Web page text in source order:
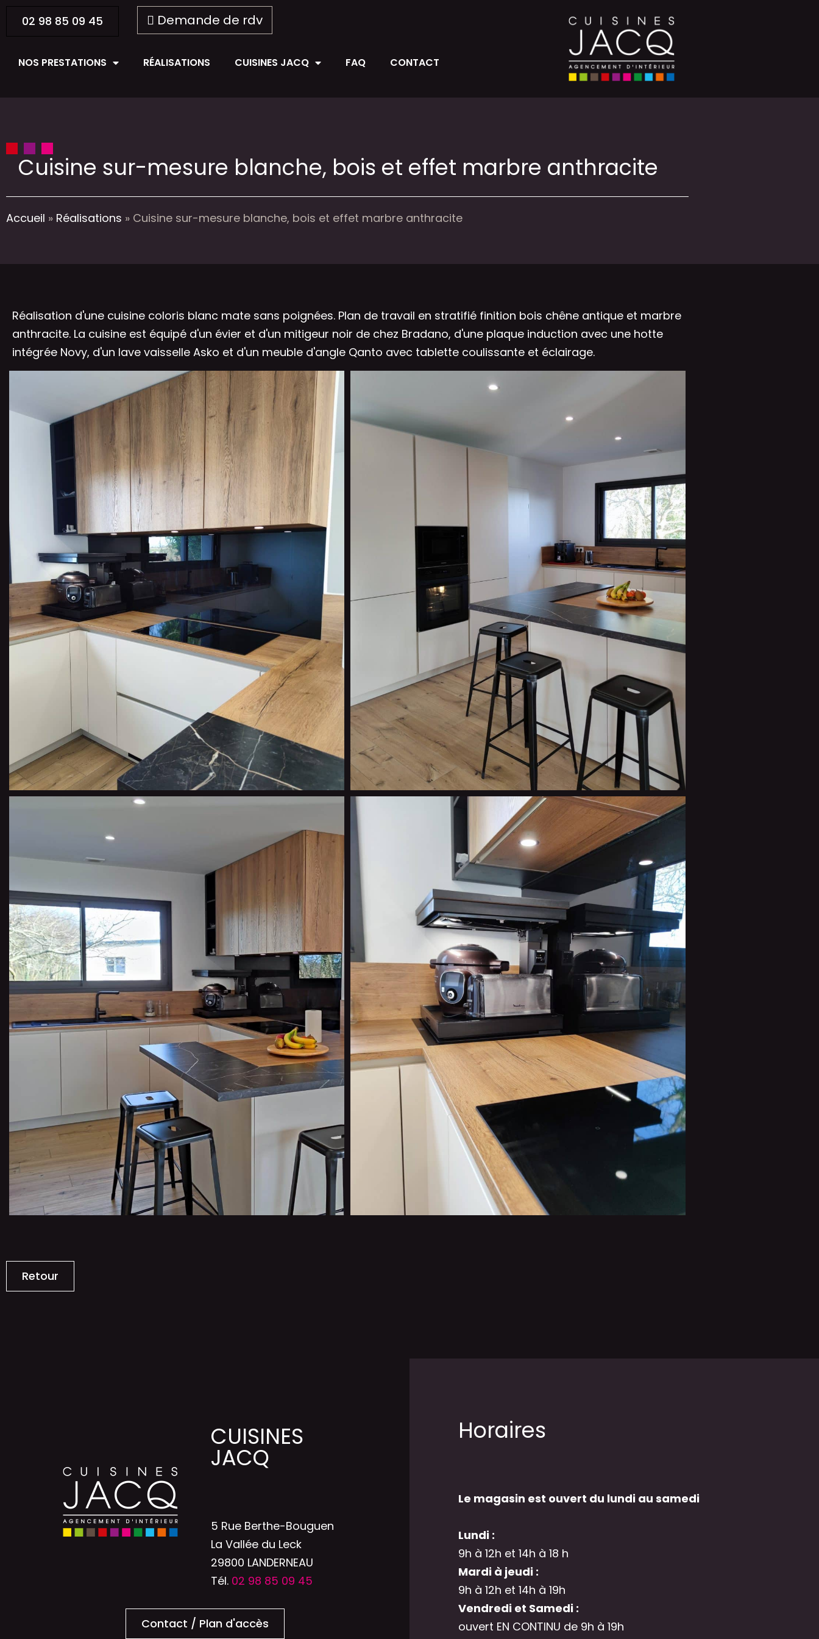
02 98 85 09 45 Demande de rdv
NOS PRESTATIONS RÉALISATIONS CUISINES JACQ FAQ CONTACT
Cuisine sur-mesure blanche, bois et effet marbre anthracite
Accueil » Réalisations » Cuisine sur-mesure blanche, bois et effet marbre anthracite
Réalisation d'une cuisine coloris blanc mate sans poignées. Plan de travail en stratifié finition bois chêne antique et marbre
anthracite. La cuisine est équipé d'un évier et d'un mitigeur noir de chez Bradano, d'une plaque induction avec une hotte
intégrée Novy, d'un lave vaisselle Asko et d'un meuble d'angle Qanto avec tablette coulissante et éclairage.
Retour
CUISINES
JACQ
5 Rue Berthe-Bouguen
La Vallée du Leck
29800 LANDERNEAU
Tél. 02 98 85 09 45
Contact / Plan d'accès
Horaires
Le magasin est ouvert du lundi au samedi
Lundi :
9h à 12h et 14h à 18 h
Mardi à jeudi :
9h à 12h et 14h à 19h
Vendredi et Samedi :
ouvert EN CONTINU de 9h à 19h